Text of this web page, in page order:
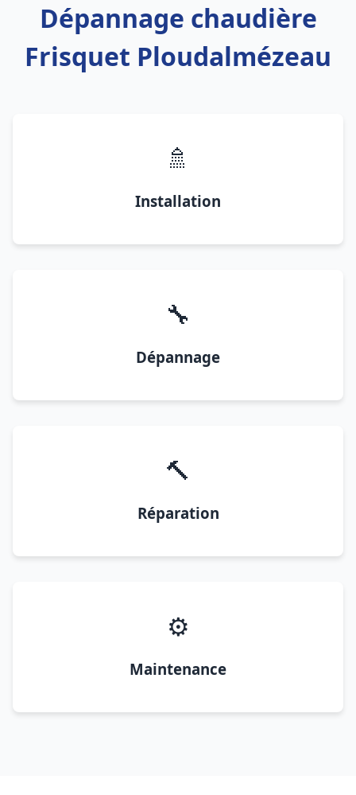
Dépannage chaudière
Frisquet Ploudalmézeau
🚿
Installation
🔧
Dépannage
🔨
Réparation
⚙️
Maintenance